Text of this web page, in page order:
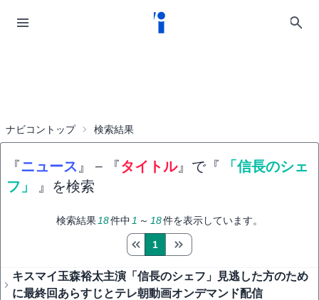
ナビコントップ 検索結果
『ニュース 』 − 『タイトル』で『
「信長のシェ
フ」
』を検索
検索結果 18件中 1 ～ 18件を表示しています。
1
キスマイ玉森裕太主演「信長のシェフ」見逃した方のため
に最終回あらすじとテレ朝動画オンデマンド配信